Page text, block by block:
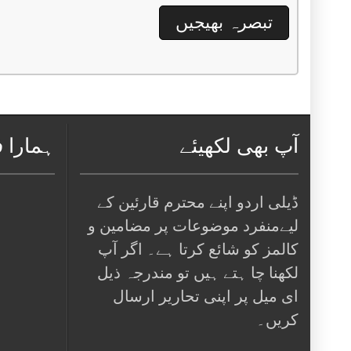
آپ بھی لکھیئے
ڈیلی اردو اپنے محترم قارئین کے
لیےمنفرد موضوعات پر مضامین و
کالمز کو شائع کرتا ہے۔ اگر آپ
لکھنا چا ہتے ہیں تو مندرجہ ذیل
ای میل پر اپنی تحاریر ارسال
کریں۔